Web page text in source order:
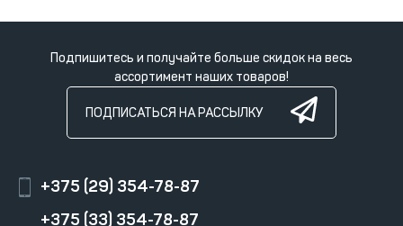
Подпишитесь и получайте больше скидок на весь
ассортимент наших товаров!
ПОДПИСАТЬСЯ НА РАССЫЛКУ
+375 (29) 354-78-87
+375 (33) 354-78-87